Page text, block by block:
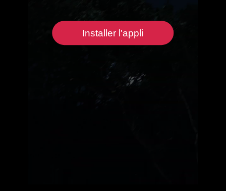
Installer l'appli